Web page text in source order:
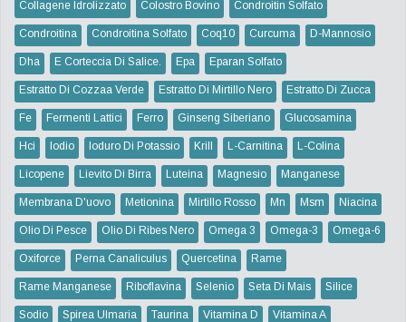
Collagene Idrolizzato Colostro Bovino Condroitin Solfato
Condroitina Condroitina Solfato Coq10 Curcuma D-Mannosio
Dha E Corteccia Di Salice. Epa Eparan Solfato
Estratto Di Cozzaa Verde Estratto Di Mirtillo Nero Estratto Di Zucca
Fe Fermenti Lattici Ferro Ginseng Siberiano Glucosamina
Hci Iodio Ioduro Di Potassio Krill L-Carnitina L-Colina
Licopene Lievito Di Birra Luteina Magnesio Manganese
Membrana D'uovo Metionina Mirtillo Rosso Mn Msm Niacina
Olio Di Pesce Olio Di Ribes Nero Omega 3 Omega-3 Omega-6
Oxiforce Perna Canaliculus Quercetina Rame
Rame Manganese Riboflavina Selenio Seta Di Mais Silice
Sodio Spirea Ulmaria Taurina Vitamina D Vitamina A